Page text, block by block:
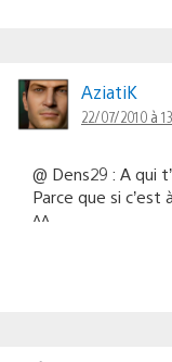
AziatiK
22/07/2010 à
@ Dens29 : A qui
Parce que si c’est
^^